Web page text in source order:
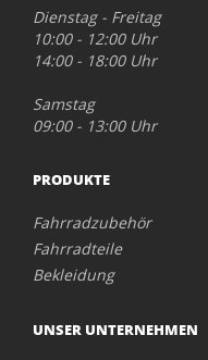
Dienstag - Freitag
10:00 - 12:00 Uhr
14:00 - 18:00 Uhr
Samstag
09:00 - 13:00 Uhr
PRODUKTE
Fahrradzubehör
Fahrradteile
Bekleidung
UNSER UNTERNEHMEN